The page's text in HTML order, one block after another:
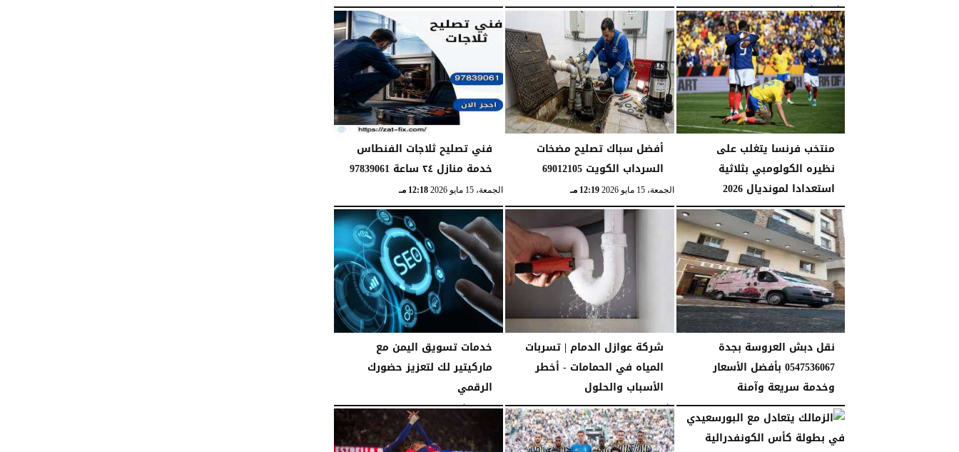
الأحد، 19 أبريل 2026 02:57 مـ الجمعة، 15 مايو 2026 12:20 مـ الثلاثاء، 31 مارس 2026 01:09 صـ
منتخب فرنسا يتغلب على
نظيره الكولومبي بثلاثية
استعدادا لمونديال 2026
الثلاثاء، 31 مارس 2026 12:48 صـ
أفضل سباك تصليح مضخات
السرداب الكويت 69012105
الجمعة، 15 مايو 2026 12:19 مـ
فني تصليح ثلاجات الفنطاس
خدمة منازل ٢٤ ساعة 97839061
الجمعة، 15 مايو 2026 12:18 مـ
نقل دبش العروسة بجدة
0547536067 بأفضل الأسعار
وخدمة سريعة وآمنة
الجمعة، 15 مايو 2026 12:17 مـ
شركة عوازل الدمام | تسربات
المياه في الحمامات - أخطر
الأسباب والحلول
الأحد، 10 مايو 2026 08:26 صـ
خدمات تسويق اليمن مع
ماركيتير لك لتعزيز حضورك
الرقمي
الثلاثاء، 14 أبريل 2026 04:05 صـ